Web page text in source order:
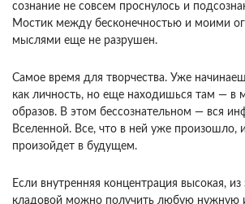
сознание не совсем проснулось и
Мостик между бесконеч­ностью и моими
мыслями еще не разрушен.
Самое время для творчества. Уже
как личность, но еще нахо­дишься там — в
образов. В этом бес­сознательном — вся
Вселенной. Все, что в ней уже произошло,
произойдет в будущем.
Если внутренняя концентрация высокая,
кладовой можно получить любую нужную